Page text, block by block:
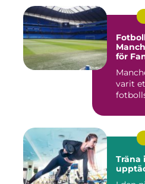
för
varit
Träna